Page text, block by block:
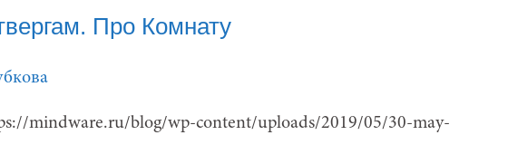
Про Комнату
mindware.ru/blog/wp-content/uploads/2019/05/30-may-